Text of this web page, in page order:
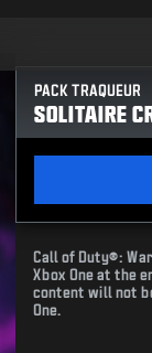
PACK TRAQUEUR
SOLITAIRE
Call of Duty®:
Xbox One at the
content will not
One.